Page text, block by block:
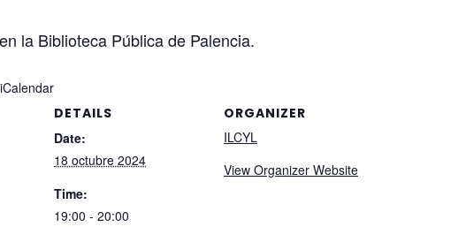
la Biblioteca Pública de Palencia.
DETAILS
Date:
18 octubre 2024
Time:
19:00 - 20:00
ORGANIZER
ILCYL
View Organizer Website